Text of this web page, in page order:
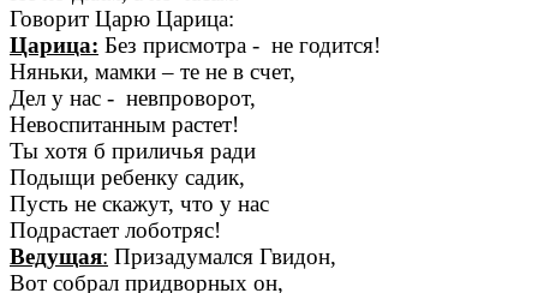
Говорит Царю Царица:
Царица: Без присмотра - не годится!
Няньки, мамки – те не в счет,
Дел у нас - невпроворот,
Невоспитанным растет!
Ты хотя б приличья ради
Подыщи ребенку садик,
Пусть не скажут, что у нас
Подрастает лоботряс!
Ведущая: Призадумался Гвидон,
Вот собрал придворных он,